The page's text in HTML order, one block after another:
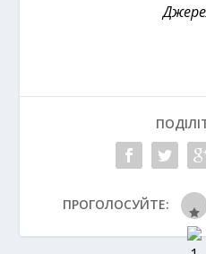
ПРОГОЛОСУЙТЕ: